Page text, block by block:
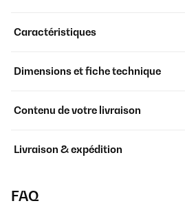
Caractéristiques
Dimensions et fiche technique
Contenu de votre livraison
Livraison & expédition
FAQ